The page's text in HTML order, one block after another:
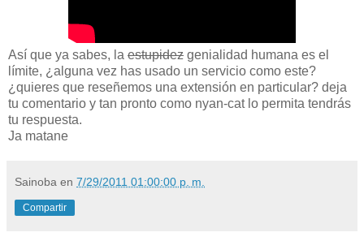
Así que ya sabes, la estupidez genialidad humana es el
límite, ¿alguna vez has usado un servicio como este?
¿quieres que reseñemos una extensión en particular? deja
tu comentario y tan pronto como nyan-cat lo permita tendrás
tu respuesta.
Ja matane
Sainoba en 7/29/2011 01:00:00 p. m.
Compartir